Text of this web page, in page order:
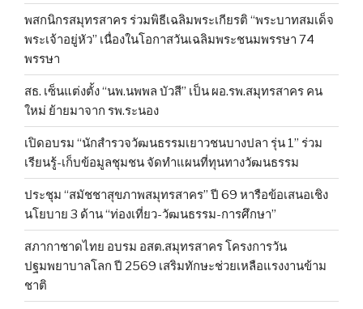
พสกนิกรสมุทรสาคร ร่วมพิธีเฉลิมพระเกียรติ “พระบาทสมเด็จ
พระเจ้าอยู่หัว” เนื่องในโอกาสวันเฉลิมพระชนมพรรษา 74
พรรษา
สธ. เซ็นแต่งตั้ง “นพ.นพพล บัวสี” เป็น ผอ.รพ.สมุทรสาคร คน
ใหม่ ย้ายมาจาก รพ.ระนอง
เปิดอบรม “นักสำรวจวัฒนธรรมเยาวชนบางปลา รุ่น 1” ร่วม
เรียนรู้-เก็บข้อมูลชุมชน จัดทำแผนที่ทุนทางวัฒนธรรม
ประชุม “สมัชชาสุขภาพสมุทรสาคร” ปี 69 หารือข้อเสนอเชิง
นโยบาย 3 ด้าน “ท่องเที่ยว-วัฒนธรรม-การศึกษา”
สภากาชาดไทย อบรม อสต.สมุทรสาคร โครงการวัน
ปฐมพยาบาลโลก ปี 2569 เสริมทักษะช่วยเหลือแรงงานข้าม
ชาติ